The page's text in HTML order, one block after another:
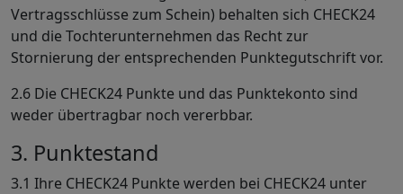
Vertragsschlüsse zum Schein) behalten sich CHECK24
und die Tochterunternehmen das Recht zur
Stornierung der entsprechenden Punktegutschrift vor.
2.6 Die CHECK24 Punkte und das Punktekonto sind
weder übertragbar noch vererbbar.
3. Punktestand
3.1 Ihre CHECK24 Punkte werden bei CHECK24 unter